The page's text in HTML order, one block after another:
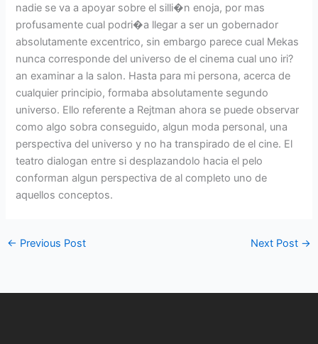
nadie se va a apoyar sobre el silli�n enoja, por mas
profusamente cual podri�a llegar a ser un gobernador
absolutamente excentrico, sin embargo parece cual Mekas
nunca corresponde del universo de el cinema cual uno iri?
an examinar a la salon. Hasta para mi persona, acerca de
cualquier principio, formaba absolutamente segundo
universo. Ello referente a Rejtman ahora se puede observar
como algo sobra conseguido, algun moda personal, una
perspectiva del universo y no ha transpirado de el cine. El
teatro dialogan entre si desplazandolo hacia el pelo
conforman algun perspectiva de al completo uno de
aquellos conceptos.
← Previous Post Next Post →